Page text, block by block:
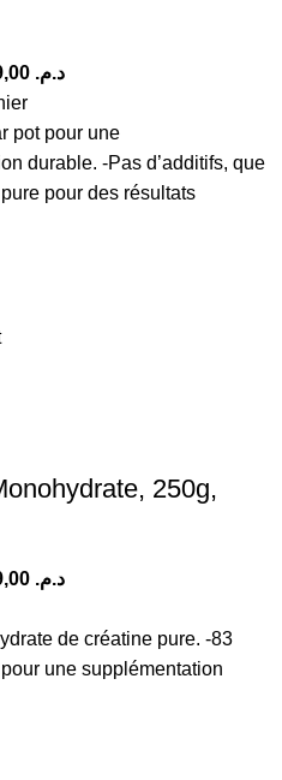
د.م. 279,00
pot pour une
durable. -Pas d’additifs, que
pour des résultats
250g,
د.م. 179,00
de créatine pure. -83
une supplémentation